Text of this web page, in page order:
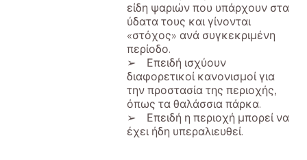
είδη ψαριών που υπάρχουν στα
ύδατα τους και γίνονται
«στόχος» ανά συγκεκριμένη
περίοδο.
➢ Επειδή ισχύουν
διαφορετικοί κανονισμοί για
την προστασία της περιοχής,
όπως τα θαλάσσια πάρκα.
➢ Επειδή η περιοχή μπορεί να
έχει ήδη υπεραλιευθεί.